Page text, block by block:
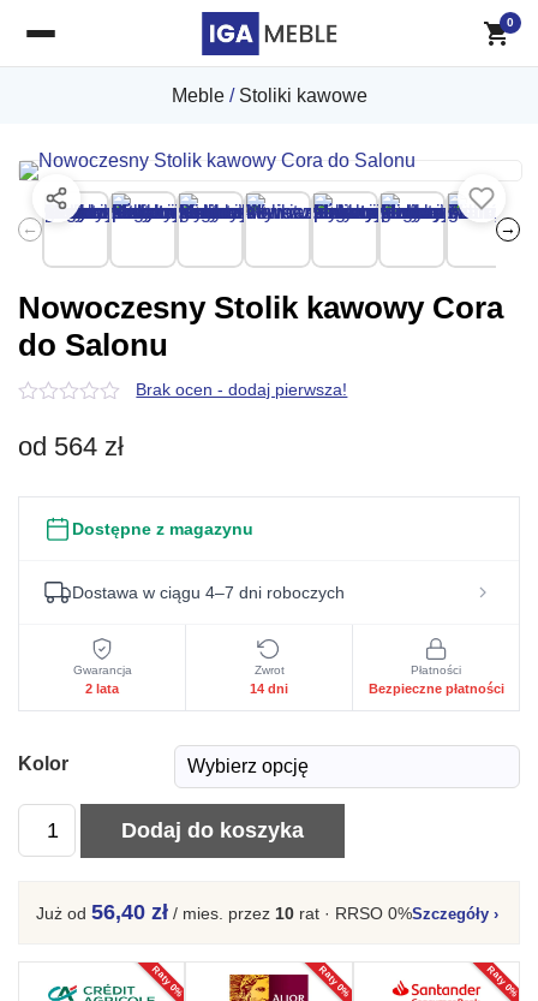
Meble/ Stoliki kawowe
← →
Nowoczesny Stolik kawowy Cora
do Salonu
z
5
Brak ocen - dodaj pierwsza!
od 564 zł
Dostępne z magazynu
Dostawa w ciągu 4–7 dni roboczych
Gwarancja
2 lata
Zwrot
14 dni
Płatności
Bezpieczne płatności
Kolor
ilość
Nowoczesny
kawowy
Dodaj do koszyka
Już od 56,40 zł / mies. przez 10 rat · RRSO 0%Szczegóły ›
Raty 0% Raty 0% Raty 0%
0